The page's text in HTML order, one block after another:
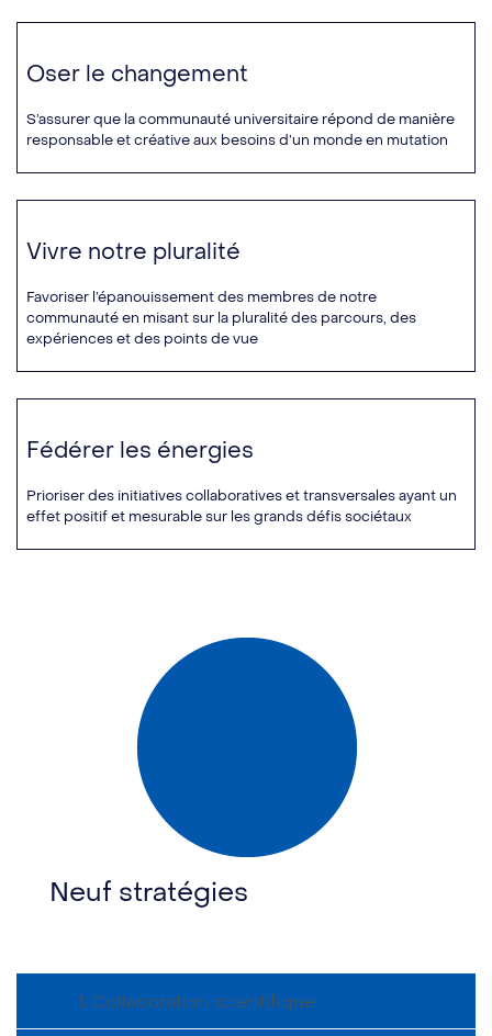
Oser le changement
S’assurer que la communauté universitaire répond de manière
responsable et créative aux besoins d’un monde en mutation
Vivre notre pluralité
Favoriser l’épanouissement des membres de notre
communauté en misant sur la pluralité des parcours, des
expériences et des points de vue
Fédérer les énergies
Prioriser des initiatives collaboratives et transversales ayant un
effet positif et mesurable sur les grands défis sociétaux
Neuf stratégies
1. Collaboration scientifique